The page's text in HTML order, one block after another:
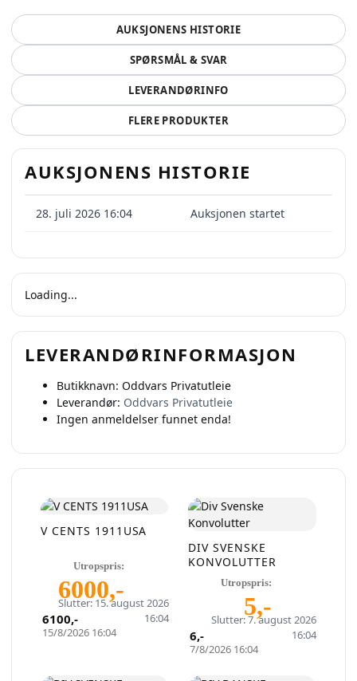
AUKSJONENS HISTORIE
SPØRSMÅL & SVAR
LEVERANDØRINFO
FLERE PRODUKTER
AUKSJONENS HISTORIE
28. juli 2026 16:04 Auksjonen startet
Loading...
LEVERANDØRINFORMASJON
Butikknavn: Oddvars Privatutleie
Leverandør: Oddvars Privatutleie
Ingen anmeldelser funnet enda!
Slutter: 15. august 2026
16:04
V CENTS 1911USA
Utropspris:
6000,-
15/8/2026 16:04
6100,-
Slutter: 7. august 2026
16:04
DIV SVENSKE
KONVOLUTTER
Utropspris:
5,-
7/8/2026 16:04
6,-
Selg smartere – helt
gratis på QXL.no